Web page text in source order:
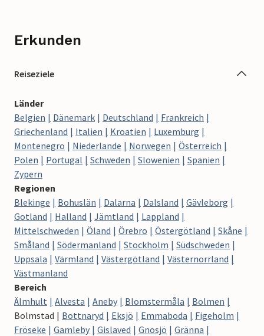
Erkunden
Reiseziele
Länder
Belgien
Dänemark Deutschland
Frankreich
Griechenland
Italien Kroatien
Luxemburg
Montenegro
Niederlande Norwegen
Österreich
Polen
Portugal Schweden Slowenien
Spanien
Zypern
Regionen
Blekinge
Bohuslän Dalarna Dalsland
Gävleborg
Gotland
Halland Jämtland
Lappland
Mittelschweden
Öland Örebro Östergötland
Skåne
Småland
Södermanland Stockholm
Südschweden
Uppsala
Värmland Västergötland
Västernorrland
Västmanland
Bereich
Älmhult
Alvesta Aneby Blomstermåla
Bolmen
Bolmstad
Bottnaryd Eksjö Emmaboda
Figeholm
Fröseke
Gamleby Gislaved Gnosjö
Gränna